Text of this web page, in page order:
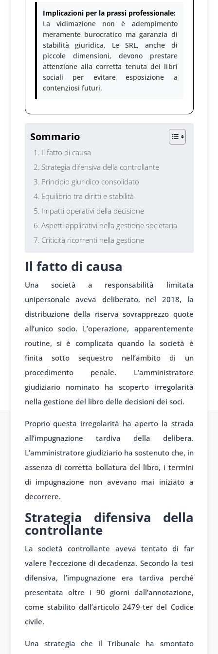
Implicazioni per la prassi professionale:
La vidimazione non è adempimento
meramente burocratico ma garanzia di
stabilità giuridica. Le SRL, anche di
piccole dimensioni, devono prestare
attenzione alla corretta tenuta dei libri
sociali per evitare esposizione a
contenziosi futuri.
Sommario
Il fatto di causa
Strategia difensiva della controllante
Principio giuridico consolidato
Equilibrio tra diritti e stabilità
Impatti operativi della decisione
Aspetti applicativi nella gestione societaria
Criticità ricorrenti nella gestione
Il fatto di causa
Una società a responsabilità limitata
unipersonale aveva deliberato, nel 2018, la
distribuzione della riserva sovrapprezzo quote
all’unico socio. L’operazione, apparentemente
routine, si è complicata quando la società è
finita sotto sequestro nell’ambito di un
procedimento penale. L’amministratore
giudiziario nominato ha scoperto irregolarità
nella gestione del libro delle decisioni dei soci.
Proprio questa irregolarità ha aperto la strada
all’impugnazione tardiva della delibera.
L’amministratore giudiziario ha sostenuto che, in
assenza di corretta bollatura del libro, i termini
di impugnazione non avevano mai iniziato a
decorrere.
Strategia difensiva della
controllante
La società controllante aveva tentato di far
valere l’eccezione di decadenza. Secondo la tesi
difensiva, l’impugnazione era tardiva perché
presentata oltre i 90 giorni dall’annotazione,
come stabilito dall’articolo 2479-ter del Codice
civile.
Una strategia che il Tribunale ha smontato